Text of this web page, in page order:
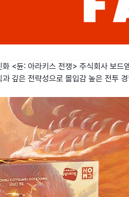
<듄: 아라키스 전쟁> 주식회사 보드
깊은 전략성으로 몰입감 높은 전투